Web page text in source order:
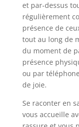
et par-dessus
régulièrement
présence de
tout au long de
du moment de
présence
ou par
de joie.
Se raconter en
vous accueille